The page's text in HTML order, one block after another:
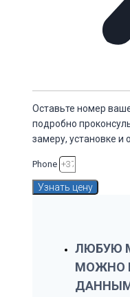
Оставьте номер
подробно
замеру, установке и
Phone
Узнать цену
ЛЮБУЮ
МОЖНО